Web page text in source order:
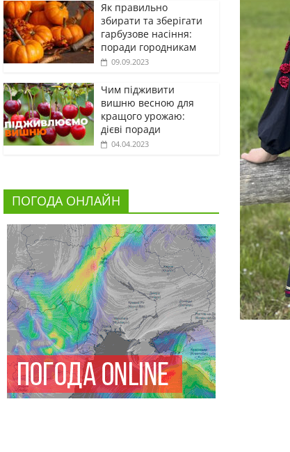
Як правильно
збирати та зберігати
гарбузове насіння:
поради городникам
09.09.2023
Чим підживити
вишню весною для
кращого урожаю:
дієві поради
04.04.2023
ПОГОДА ОНЛАЙН